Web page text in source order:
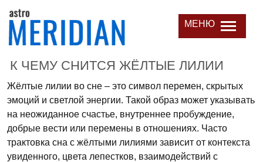
МЕНЮ
К ЧЕМУ СНИТСЯ ЖЁЛТЫЕ ЛИЛИИ
Жёлтые лилии во сне – это символ перемен, скрытых
эмоций и светлой энергии. Такой образ может указывать
на неожиданное счастье, внутреннее пробуждение,
добрые вести или перемены в отношениях. Часто
трактовка сна с жёлтыми лилиями зависит от контекста
увиденного, цвета лепестков, взаимодействий с